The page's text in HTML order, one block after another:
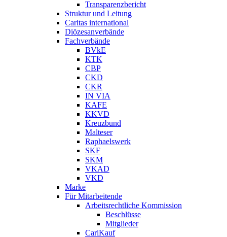
Transparenzbericht
Struktur und Leitung
Caritas international
Diözesanverbände
Fachverbände
BVkE
KTK
CBP
CKD
CKR
IN VIA
KAFE
KKVD
Kreuzbund
Malteser
Raphaelswerk
SKF
SKM
VKAD
VKD
Marke
Für Mitarbeitende
Arbeitsrechtliche Kommission
Beschlüsse
Mitglieder
CariKauf